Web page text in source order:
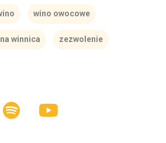
wino owocowe
winnica zezwolenie